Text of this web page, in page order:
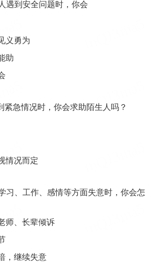
遇到安全问题时，你会
义勇为
助
紧急情况时，你会求助陌生人吗？
情况而定
习、工作、感情等方面失意时，你会怎
师、长辈倾诉
，继续失意